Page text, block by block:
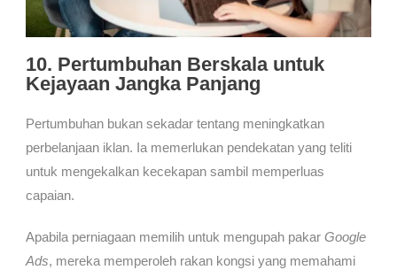
10. Pertumbuhan Berskala untuk
Kejayaan Jangka Panjang
Pertumbuhan bukan sekadar tentang meningkatkan
perbelanjaan iklan. Ia memerlukan pendekatan yang teliti
untuk mengekalkan kecekapan sambil memperluas
capaian.
Apabila perniagaan memilih untuk mengupah pakar Google
Ads, mereka memperoleh rakan kongsi yang memahami